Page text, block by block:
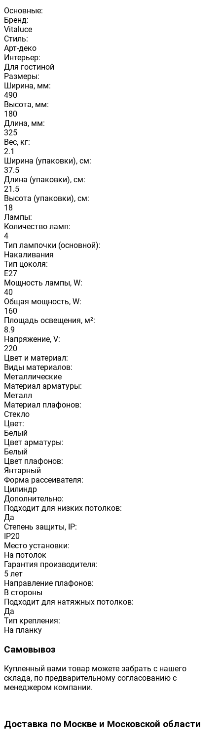
Основные:
Бренд:
Vitaluce
Стиль:
Арт-деко
Интерьер:
Для гостиной
Размеры:
Ширина, мм:
490
Высота, мм:
180
Длина, мм:
325
Вес, кг:
2.1
Ширина (упаковки), см:
37.5
Длина (упаковки), см:
21.5
Высота (упаковки), см:
18
Лампы:
Количество ламп:
4
Тип лампочки (основной):
Накаливания
Тип цоколя:
E27
Мощность лампы, W:
40
Общая мощность, W:
160
Площадь освещения, м²:
8.9
Напряжение, V:
220
Цвет и материал:
Виды материалов:
Металлические
Материал арматуры:
Металл
Материал плафонов:
Стекло
Цвет:
Белый
Цвет арматуры:
Белый
Цвет плафонов:
Янтарный
Форма рассеивателя:
Цилиндр
Дополнительно:
Подходит для низких потолков:
Да
Степень защиты, IP:
IP20
Место установки:
На потолок
Гарантия производителя:
5 лет
Направление плафонов:
В стороны
Подходит для натяжных потолков:
Да
Тип крепления:
На планку
Самовывоз
Купленный вами товар можете забрать с нашего
склада, по предварительному согласованию с
менеджером компании.
Доставка по Москве и Московской области